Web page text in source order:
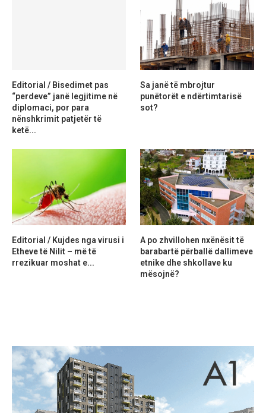
Editorial / Bisedimet pas
“perdeve” janë legjitime në
diplomaci, por para
nënshkrimit patjetër të
ketë...
Sa janë të mbrojtur
punëtorët e ndërtimtarisë
sot?
Editorial / Kujdes nga virusi i
Etheve të Nilit – më të
rrezikuar moshat e...
A po zhvillohen nxënësit të
barabartë përballë dallimeve
etnike dhe shkollave ku
mësojnë?